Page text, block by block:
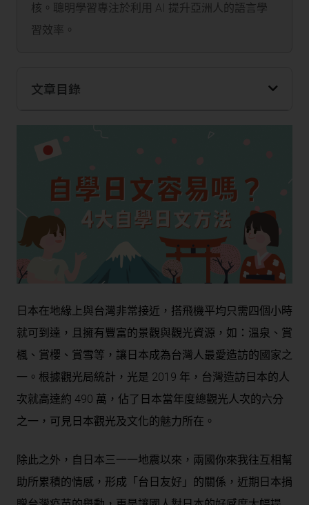
核。聰明學習專注於利用 AI 提升亞洲人的語言學
習效率。
文章目錄
日本在地緣上與台灣非常接近，搭飛機平均只需四個小時
就可到達，且擁有豐富的景觀與觀光資源，如：溫泉、賞
楓、賞櫻、賞雪等，讓日本成為台灣人最愛造訪的國家之
一。根據觀光局統計，光是 2019 年，台灣造訪日本的人
次就高達約 490 萬，佔了日本當年度總觀光人次的六分
之一，可見日本觀光及文化的魅力所在。
除此之外，自日本三一一地震以來，兩國你來我往互相幫
助所累積的情感，形成「台日友好」的關係，近期日本捐